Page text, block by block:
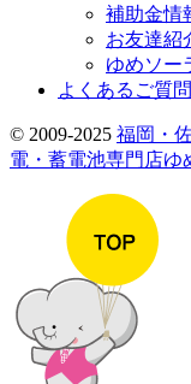
補助金情
お友達紹
ゆめソー
よくあるご質問
© 2009-2025 福岡・
電・蓄電池専門店ゆ